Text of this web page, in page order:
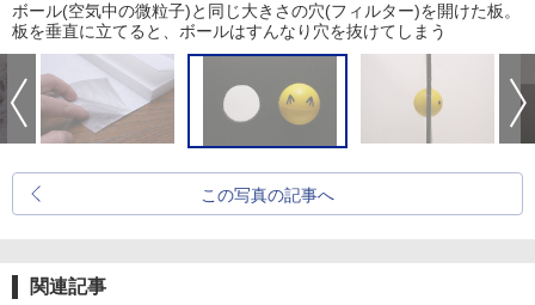
ボール(空気中の微粒子)と同じ大きさの穴(フィルター)を開けた板。
板を垂直に立てると、ボールはすんなり穴を抜けてしまう
この写真の記事へ
関連記事